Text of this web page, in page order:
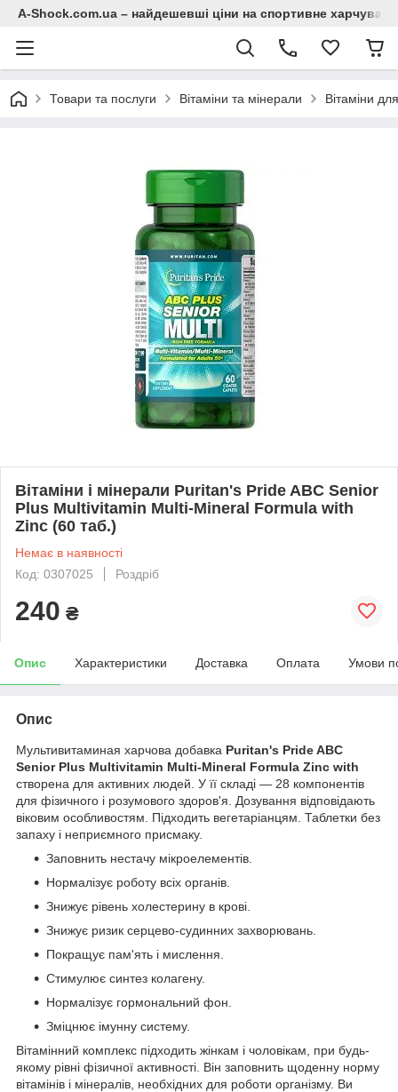
A-Shock.com.ua – найдешевші ціни на спортивне
Товари та послуги Вітаміни та мінерали Вітаміни
Вітаміни і мінерали Puritan's Pride ABC Senior
Plus Multivitamin Multi-Mineral Formula with
Zinc (60 таб.)
Немає в наявності
Код: 0307025
Роздріб
240 ₴
Опис Характеристики Доставка Оплата Умови
Опис
Мультивитаминая харчова добавка Puritan's Pride ABC
Senior Plus Multivitamin Multi-Mineral Formula Zinc with
створена для активних людей. У її складі — 28 компонентів
для фізичного і розумового здоров'я. Дозування відповідають
віковим особливостям. Підходить вегетаріанцям. Таблетки без
запаху і неприємного присмаку.
Заповнить нестачу мікроелементів.
Нормалізує роботу всіх органів.
Знижує рівень холестерину в крові.
Знижує ризик серцево-судинних захворювань.
Покращує пам'ять і мислення.
Стимулює синтез колагену.
Нормалізує гормональний фон.
Зміцнює імунну систему.
Вітамінний комплекс підходить жінкам і чоловікам, при будь-
якому рівні фізичної активності. Він заповнить щоденну норму
вітамінів і мінералів, необхідних для роботи організму. Ви